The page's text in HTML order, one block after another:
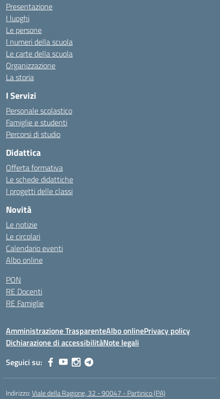
Presentazione
I luoghi
Le persone
I numeri della scuola
Le carte della scuola
Organizzazione
La storia
I Servizi
Personale scolastico
Famiglie e studenti
Percorsi di studio
Didattica
Offerta formativa
Le schede didattiche
I progetti delle classi
Novità
Le notizie
Le circolari
Calendario eventi
Albo online
PON
RE Docenti
RE Famiglie
Amministrazione TrasparenteAlbo onlinePrivacy policy
Dichiarazione di accessibilitàNote legali
Seguici su:
Indirizzo:Viale della Ragione, 32 - 90047 - Partinico (PA)